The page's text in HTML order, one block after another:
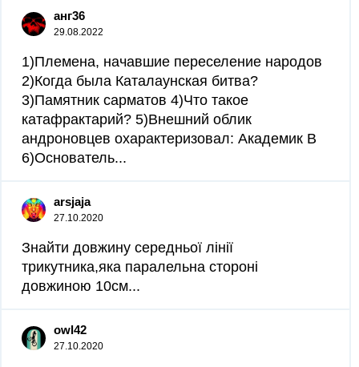
анг36
29.08.2022
1)Племена, начавшие переселение народов
2)Когда была Каталаунская битва?
3)Памятник сарматов 4)Что такое
катафрактарий? 5)Внешний облик
андроновцев охарактеризовал: Академик В
6)Основатель...
arsjaja
27.10.2020
Знайти довжину середньої лінії
трикутника,яка паралельна стороні
довжиною 10см​...
owl42
27.10.2020